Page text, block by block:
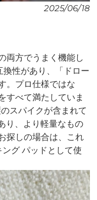
2025/06/18
両方でうまく機能し
性があり、「ドロー
。プロ仕様ではな
すべて満たしていま
スパイクが含まれて
り、より軽量なもの
探しの場合は、これ
グ パッドとして使